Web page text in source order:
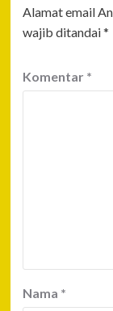
Alamat email
wajib ditandai*
Komentar *
Nama *